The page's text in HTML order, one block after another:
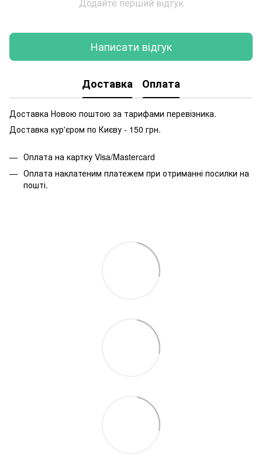
Написати відгук
Доставка Оплата
Доставка Новою поштою за тарифами перевізника.
Доставка кур'єром по Києву - 150 грн.
Оплата на картку Visa/Mastercard
Оплата наклатеним платежем при отриманні посилки на
пошті.